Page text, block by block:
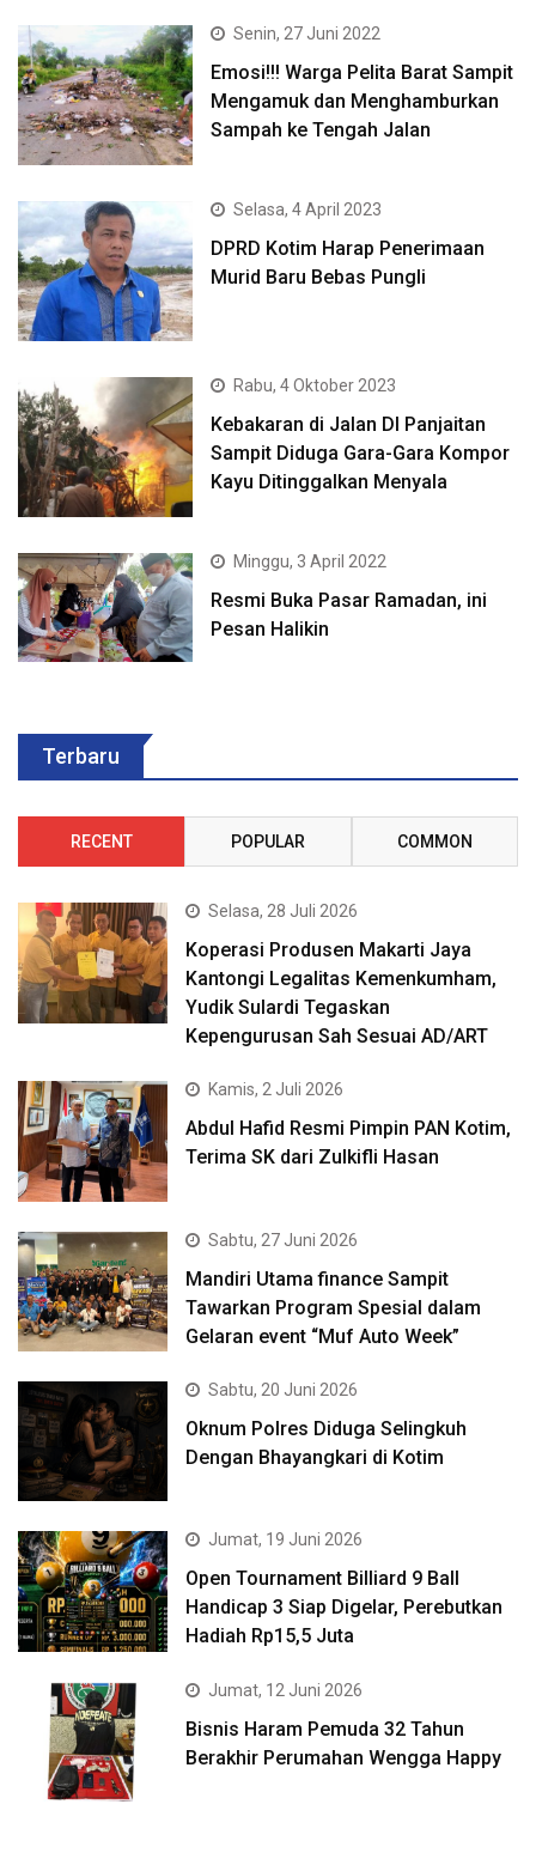
Senin, 27 Juni 2022
Emosi!!! Warga Pelita Barat Sampit
Mengamuk dan Menghamburkan
Sampah ke Tengah Jalan
Selasa, 4 April 2023
DPRD Kotim Harap Penerimaan
Murid Baru Bebas Pungli
Rabu, 4 Oktober 2023
Kebakaran di Jalan DI Panjaitan
Sampit Diduga Gara-Gara Kompor
Kayu Ditinggalkan Menyala
Minggu, 3 April 2022
Resmi Buka Pasar Ramadan, ini
Pesan Halikin
Terbaru
RECENT POPULAR COMMON
Selasa, 28 Juli 2026
Koperasi Produsen Makarti Jaya
Kantongi Legalitas Kemenkumham,
Yudik Sulardi Tegaskan
Kepengurusan Sah Sesuai AD/ART
Kamis, 2 Juli 2026
Abdul Hafid Resmi Pimpin PAN Kotim,
Terima SK dari Zulkifli Hasan
Sabtu, 27 Juni 2026
Mandiri Utama finance Sampit
Tawarkan Program Spesial dalam
Gelaran event “Muf Auto Week”
Sabtu, 20 Juni 2026
Oknum Polres Diduga Selingkuh
Dengan Bhayangkari di Kotim
Jumat, 19 Juni 2026
Open Tournament Billiard 9 Ball
Handicap 3 Siap Digelar, Perebutkan
Hadiah Rp15,5 Juta
Jumat, 12 Juni 2026
Bisnis Haram Pemuda 32 Tahun
Berakhir Perumahan Wengga Happy